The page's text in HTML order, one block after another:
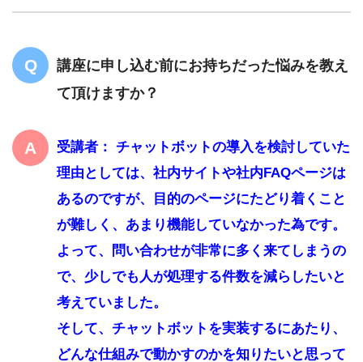
講座に申し込む前にお持ちだった悩みを教え
て頂けますか？
受講者： チャットボットの導入を検討していた
理由としては、社内サイトや社内FAQページは
あるのですが、目的のページにたどり着くこと
が難しく、あまり機能していなかった為です。
よって、問い合わせが非常に多く来てしまうの
で、少しでも人が処理する件数を減らしたいと
考えていました。
そして、チャットボットを実装するにあたり、
どんな仕組みで動かすのかを知りたいと思って